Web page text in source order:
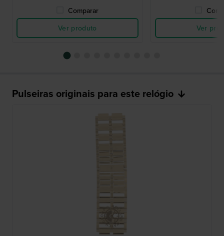
Comparar
Ver produto
Ver
Pulseiras originais para este relógio